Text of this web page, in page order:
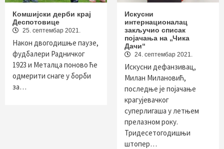
Комшијски дерби крај
Деспотовице
25. септембар 2021.
Након двогодишње паузе,
фудбалери Радничког
1923 и Металца поново ће
одмерити снаге у борби
за…
Искусни
интернационалац
закључио списак
појачања на „Чика
Дачи“
24. септембар 2021.
Искусни дефанзивац,
Милан Милановић,
последње је појачање
крагујевачког
суперлигаша у летњем
прелазном року.
Тридесетогодишњи
штопер…